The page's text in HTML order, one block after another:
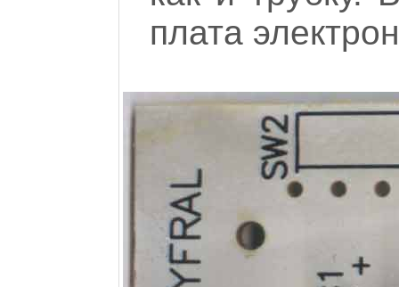
плата